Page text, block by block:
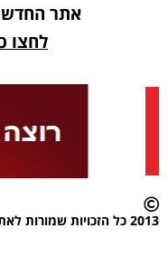
אתר
לחצו
2013 כל הזכויות שמורות לאתר השרון פוסט